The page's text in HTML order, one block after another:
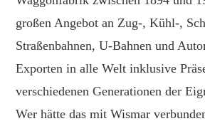
großen Angebot an Zug-, Kühl-,
Straßenbahnen, U-Bahnen und
Exporten in alle Welt inklusive
verschiedenen Generationen der
Wer hätte das mit Wismar